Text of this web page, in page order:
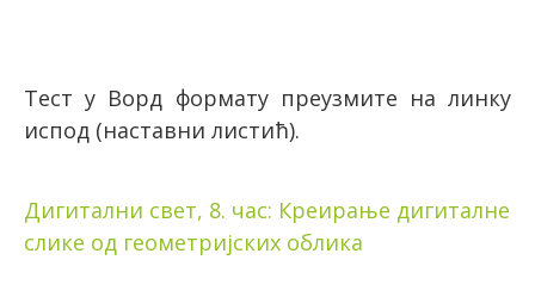
Тест у Ворд формату преузмите на линку
испод (наставни листић).
Дигитални свет, 8. час: Креирање дигиталне
слике од геометријских облика